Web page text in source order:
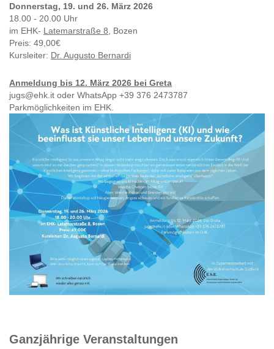
Donnerstag, 19. und 26. März 2026
18.00 - 20.00 Uhr
im EHK- Latemarstraße 8,
Bozen
Preis: 49,00€
Kursleiter: Dr. Augusto Bernardi
Anmeldung bis 12. März 2026 bei Greta
jugs@ehk.it oder WhatsApp +39 376 2473787
Parkmöglichkeiten im EHK.
Ganzjährige Veranstaltungen